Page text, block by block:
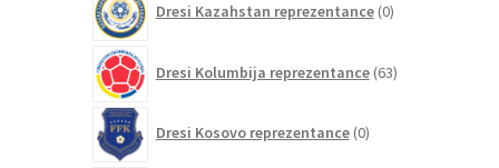
Dresi Kazahstan reprezentance 0izdelkov
Dresi Kolumbija reprezentance 63izdelkov
Dresi Kosovo reprezentance 0izdelkov